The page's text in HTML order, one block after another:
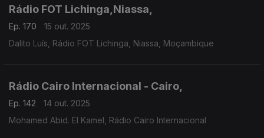
Rádio FOT Lichinga,Niassa,
Ep. 170
15 out. 2025
Dalito Luís, Rádio FOT Lichinga, Niassa, Moçambique
Rádio Cairo Internacional - Cairo,
Ep. 142
14 out. 2025
Mohamed Abid. El Kamel, Rádio Cairo Internacional